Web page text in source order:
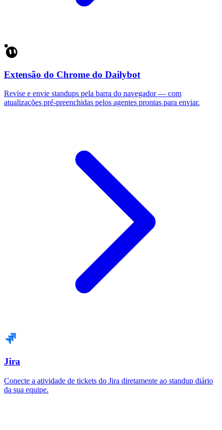
Extensão do Chrome do Dailybot
Revise e envie standups pela barra do navegador — com
atualizações pré-preenchidas pelos agentes prontas para enviar.
Jira
Conecte a atividade de tickets do Jira diretamente ao standup diário
da sua equipe.